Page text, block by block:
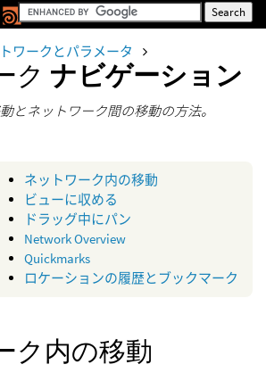
ワークとパラメータ
ク ナビゲーション
とネットワーク間の移動の方法。
ネットワーク内の移動
ビューに収める
ドラッグ中にパン
Network Overview
Quickmarks
ロケーションの履歴とブックマーク
ク内の移動